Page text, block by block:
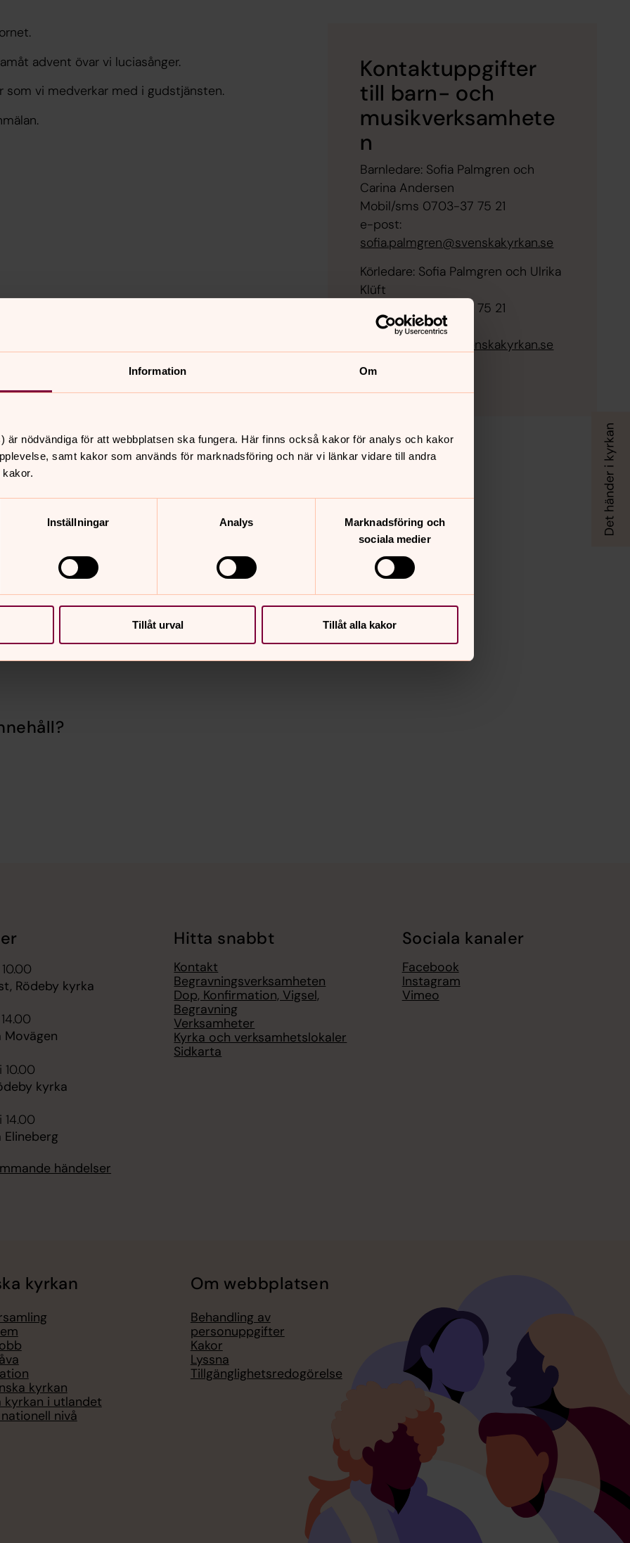
Information Om
är nödvändiga för att webbplatsen ska fungera. Här finns också kakor för analys och kakor
samt kakor som används för marknadsföring och när vi länkar vidare till andra
Inställningar Analys
Marknadsföring och
sociala medier
Tillåt urval Tillåt alla kakor
advent övar vi luciasånger.
som vi medverkar med i gudstjänsten.
Kontaktuppgifter
till barn- och
musikverksamhete
n
Barnledare: Sofia Palmgren och
Carina Andersen
Mobil/sms 0703-37 75 21
e-post:
sofia.palmgren@svenskakyrkan.se
Körledare: Sofia Palmgren och Ulrika
Klüft
Mobil/sms 0703-37 75 21
e-post:
sofia.palmgren@svenskakyrkan.se
inför Tacksägelsedagen 2020.
för inställningar.
Rödeby kyrka
Movägen
10.00
kyrka
14.00
Elineberg
händelser
Hitta snabbt
Kontakt
Begravningsverksamheten
Dop, Konfirmation, Vigsel,
Begravning
Verksamheter
Kyrka och verksamhetslokaler
Sidkarta
Sociala kanaler
Facebook
Instagram
Vimeo
kyrkan
kyrkan
kyrkan i utlandet
nivå
Om webbplatsen
Behandling av
personuppgifter
Kakor
Lyssna
Tillgänglighetsredogörelse